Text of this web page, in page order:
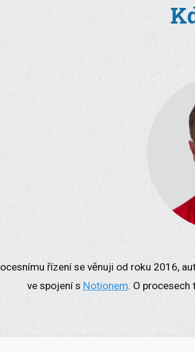
řízení se věnuji od roku 2016,
ve spojení s Notionem. O procesech